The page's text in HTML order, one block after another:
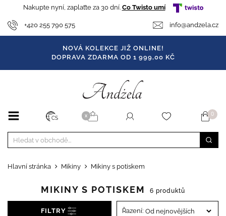
Nakupte nyní, zaplaťte za 30 dní. Co Twisto umí
+420 255 790 575 info@andzela.cz
NOVÁ KOLEKCE JIŽ ONLINE!
DOPRAVA ZDARMA OD 1 999,00 KČ
CS X 0
Hlavní stránka Mikiny Mikiny s potiskem
MIKINY S POTISKEM 6 produktů
FILTRY Řazení: